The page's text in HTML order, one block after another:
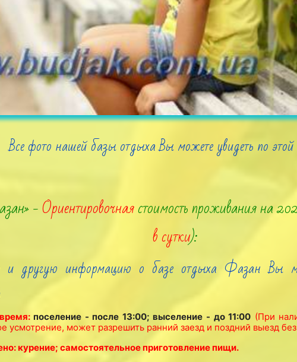
Все фото нашей базы отдыха Вы можете увидеть по этой
-Ориентировочнаястоимость проживания на
в сутки):
и другую информацию о базе отдыха Фазан Вы
поселение - после 13:00; выселение - до 11:00 (При
усмотрение, может разрешить ранний заезд и поздний выезд
курение; самостоятельное приготовление пищи.